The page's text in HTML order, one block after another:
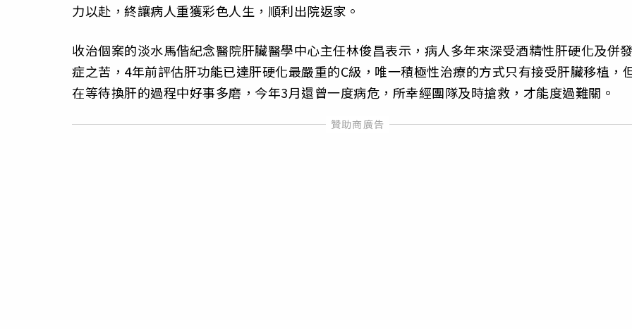
力以赴，終讓病人重獲彩色人生，順利出院返家。
收治個案的淡水馬偕紀念醫院肝臟醫學中心主任林俊昌表示，病人多年來深受酒精性肝硬化及併
症之苦，4年前評估肝功能已達肝硬化最嚴重的C級，唯一積極性治療的方式只有接受肝臟移植，
在等待換肝的過程中好事多磨，今年3月還曾一度病危，所幸經團隊及時搶救，才能度過難關。